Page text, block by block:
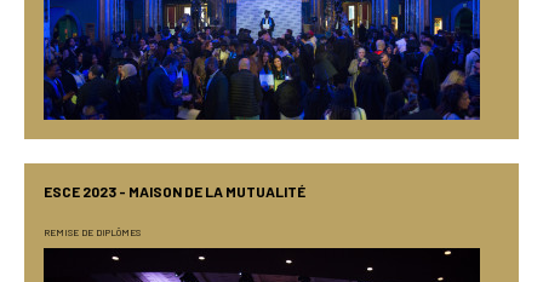
ESCE 2023 - MAISON DE LA MUTUALITÉ
REMISE DE DIPLÔMES